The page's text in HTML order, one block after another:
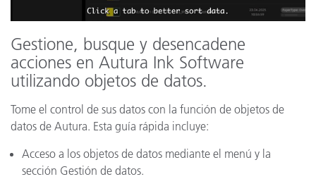
Gestione, busque y desencadene
acciones en Autura Ink Software
utilizando objetos de datos.
Tome el control de sus datos con la función de objetos de
datos de Autura. Esta guía rápida incluye:
Acceso a los objetos de datos mediante el menú y la
sección Gestión de datos.